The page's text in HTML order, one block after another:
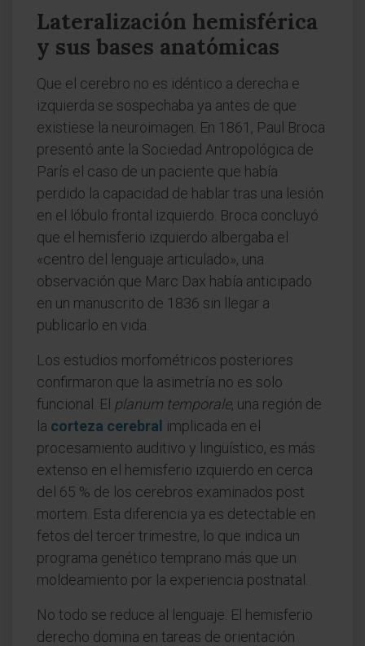
Lateralización hemisférica
y sus bases anatómicas
Que el cerebro no es idéntico a derecha e
izquierda se sospechaba ya antes de que
existiese la neuroimagen. En 1861, Paul Broca
presentó ante la Sociedad Antropológica de
París el caso de un paciente que había
perdido la capacidad de hablar tras una lesión
en el lóbulo frontal izquierdo. Broca concluyó
que el hemisferio izquierdo albergaba el
«centro del lenguaje articulado», una
observación que Marc Dax había anticipado
en un manuscrito de 1836 sin llegar a
publicarlo en vida.
Los estudios morfométricos posteriores
confirmaron que la asimetría no es solo
funcional. El planum temporale, una región de
la corteza cerebral implicada en el
procesamiento auditivo y lingüístico, es más
extenso en el hemisferio izquierdo en cerca
del 65 % de los cerebros examinados post
mortem. Esta diferencia ya es detectable en
fetos del tercer trimestre, lo que indica un
programa genético temprano más que un
moldeamiento por la experiencia postnatal.
No todo se reduce al lenguaje. El hemisferio
derecho domina en tareas de orientación